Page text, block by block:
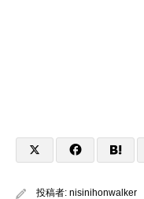
投稿者: nisinihonwalker